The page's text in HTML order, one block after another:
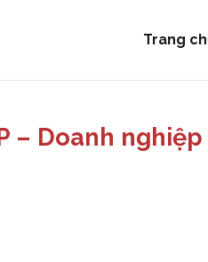
Trang
– Doanh